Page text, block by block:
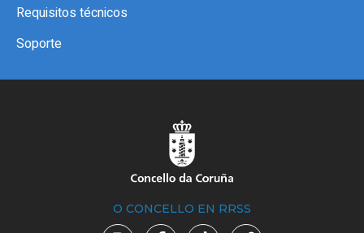
Requisitos técnicos
Soporte
O CONCELLO EN RRSS